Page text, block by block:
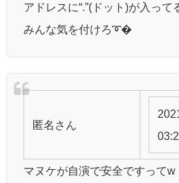
アドレスに“.”(ドット)が入っ
みんな気を付けろ➰�
匿名 さん
マヌケが自演で安全ですってw